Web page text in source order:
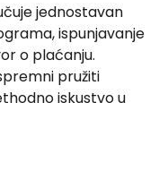
jednostavan
ispunjavanje
o plaćanju.
pružiti
iskustvo u